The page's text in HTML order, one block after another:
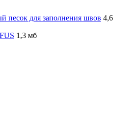
песок для заполнения швов 4,6
1,3 мб